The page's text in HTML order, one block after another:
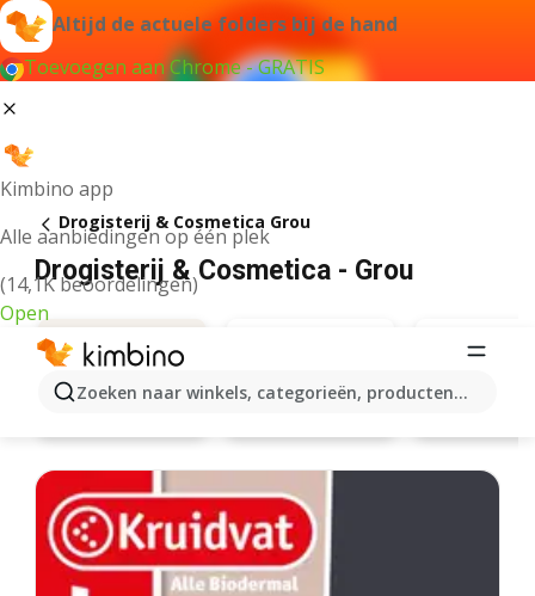
Altijd de actuele folders bij de hand
Toevoegen aan Chrome - GRATIS
Kimbino app
Alle aanbiedingen op één plek
(14,1K beoordelingen)
Open
Zoeken naar winkels, categorieën, producten...
Drogisterij & Cosmetica Grou
Drogisterij & Cosmetica - Grou
Kruidvat